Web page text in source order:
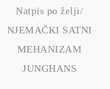
Natpis po želji/
NJEMAČKI SATNI
MEHANIZAM
JUNGHANS